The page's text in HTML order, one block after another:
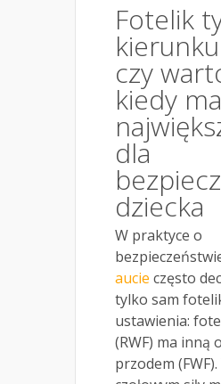
Fotelik
czy
kiedy ma
dla
dziecka
W praktyce o
aucie często
tylko sam
ustawienia:
(RWF) ma inną
przodem